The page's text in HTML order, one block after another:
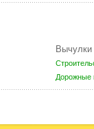
Дорожные